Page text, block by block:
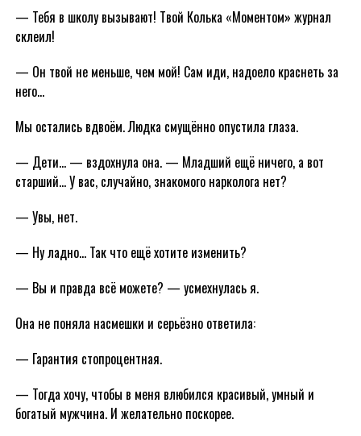
— Тебя в школу вызывают! Твой Колька «Моментом» журнал
склеил!
— Он твой не меньше, чем мой! Сам иди, надоело краснеть за
него…
Мы остались вдвоём. Людка смущённо опустила глаза.
— Дети… — вздохнула она. — Младший ещё ничего, а вот
старший… У вас, случайно, знакомого нарколога нет?
— Увы, нет.
— Ну ладно… Так что ещё хотите изменить?
— Вы и правда всё можете? — усмехнулась я.
Она не поняла насмешки и серьёзно ответила:
— Гарантия стопроцентная.
— Тогда хочу, чтобы в меня влюбился красивый, умный и
богатый мужчина. И желательно поскорее.